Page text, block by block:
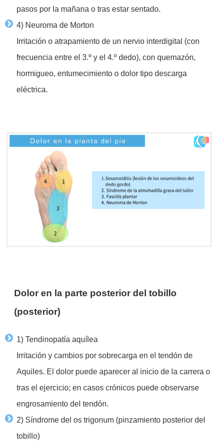
pasos por la mañana o tras estar sentado.
4) Neuroma de Morton
Irritación o atrapamiento de un nervio interdigital (con
frecuencia entre el 3.º y el 4.º dedo), con quemazón,
hormigueo, entumecimiento o dolor tipo descarga
eléctrica.
Dolor en la parte posterior del tobillo
(posterior)
1) Tendinopatía aquílea
Irritación y cambios por sobrecarga en el tendón de
Aquiles. El dolor puede aparecer al inicio de la carrera o
tras el ejercicio; en casos crónicos puede observarse
engrosamiento del tendón.
2) Síndrome del os trigonum (pinzamiento posterior del
tobillo)